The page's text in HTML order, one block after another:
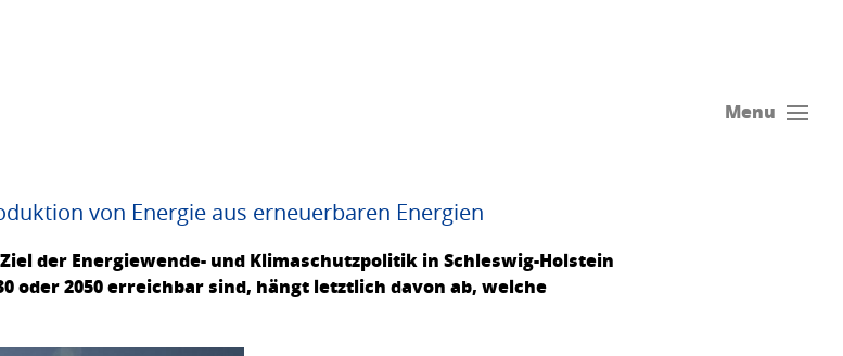
Menu
von Energie aus erneuerbaren Energien
der Energiewende- und Klimaschutzpolitik in Schleswig-Holstein
oder 2050 erreichbar sind, hängt letztlich davon ab, welche